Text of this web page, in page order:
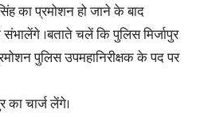
का प्रमोशन हो जाने के बाद
संभालेंगे ।बताते चलें कि पुलिस मिर्जापुर
पुलिस उपमहानिरीक्षक के पद पर
का चार्ज लेंगे।